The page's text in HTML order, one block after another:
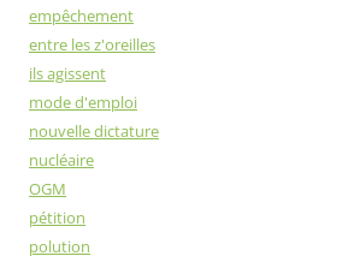
empêchement
entre les z'oreilles
ils agissent
mode d'emploi
nouvelle dictature
nucléaire
OGM
pétition
polution